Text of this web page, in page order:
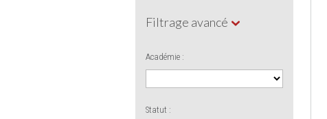
Filtrage avancé
Académie :
Statut :